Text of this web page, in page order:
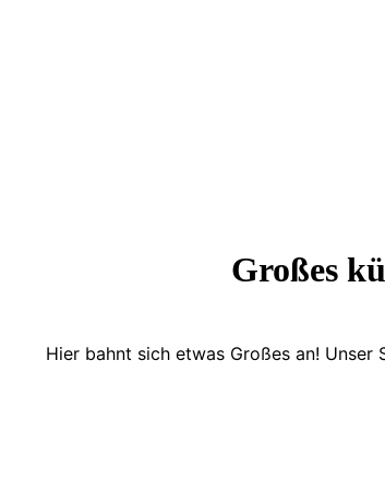
Großes
Hier bahnt sich etwas Großes an!